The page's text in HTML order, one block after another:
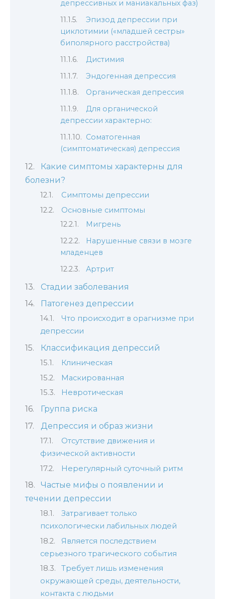
депрессивных и маниакальных фаз)
Эпизод депрессии при
циклотимии («младшей сестры»
биполярного расстройства)
Дистимия
Эндогенная депрессия
Органическая депрессия
Для органической
депрессии характерно:
Соматогенная
(симптоматическая) депрессия
Какие симптомы характерны для
болезни?
Симптомы депрессии
Основные симптомы
Мигрень
Нарушенные связи в мозге
младенцев
Артрит
Стадии заболевания
Патогенез депрессии
Что происходит в орагнизме при
депрессии
Классификация депрессий
Клиническая
Маскированная
Невротическая
Группа риска
Депрессия и образ жизни
Отсутствие движения и
физической активности
Нерегулярный суточный ритм
Частые мифы о появлении и
течении депрессии
Затрагивает только
психологически лабильных людей
Является последствием
серьезного трагического события
Требует лишь изменения
окружающей среды, деятельности,
контакта с людьми